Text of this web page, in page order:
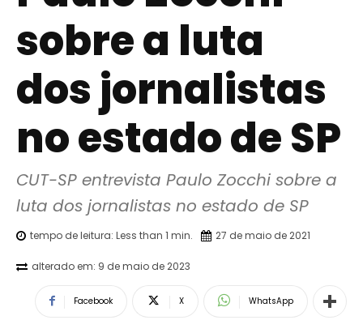
sobre a luta
dos jornalistas
no estado de SP
CUT-SP entrevista Paulo Zocchi sobre a
luta dos jornalistas no estado de SP
tempo de leitura: Less than 1 min. 27 de maio de 2021
alterado em: 9 de maio de 2023
Facebook X WhatsApp